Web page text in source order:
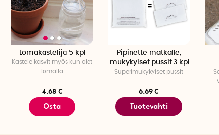
Lomakastelija 5 kpl
Kastele kasvit myös kun olet
lomalla
4.68 €
Osta
Pipinette matkalle,
Imukykyiset pussit 3 kpl
Superimukykyiset pussit
6.69 €
Tuotevahti